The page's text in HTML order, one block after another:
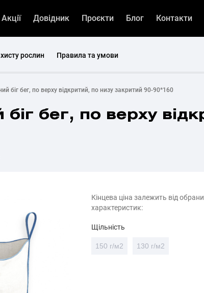
Акції Довідник Проєкти Блог Контакти
рослин Правила та умови
біг бег, по верху відкритий, по низу закритий 90-90*160
бег, по верху
Кінцева ціна залежить від
характеристик:
Щільність
150 г/м2 130 г/м2